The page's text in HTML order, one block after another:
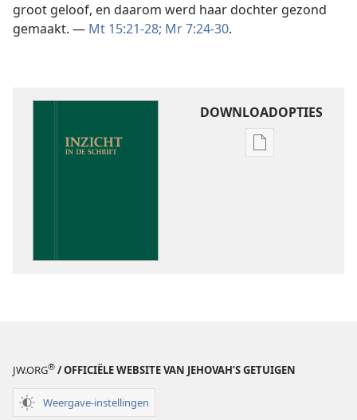
groot geloof, en daarom werd haar dochter gezond
gemaakt. — Mt 15:21-28; Mr 7:24-30.
DOWNLOADOPTIES
JW.ORG® / OFFICIËLE WEBSITE VAN JEHOVAH’S GETUIGEN
Weergave-instellingen